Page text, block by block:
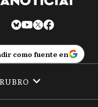
como fuente en